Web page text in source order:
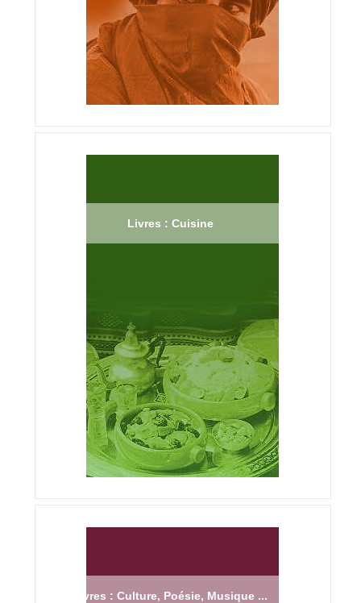
Livres : Cuisine
Livres : Culture, Poésie, Musique ...